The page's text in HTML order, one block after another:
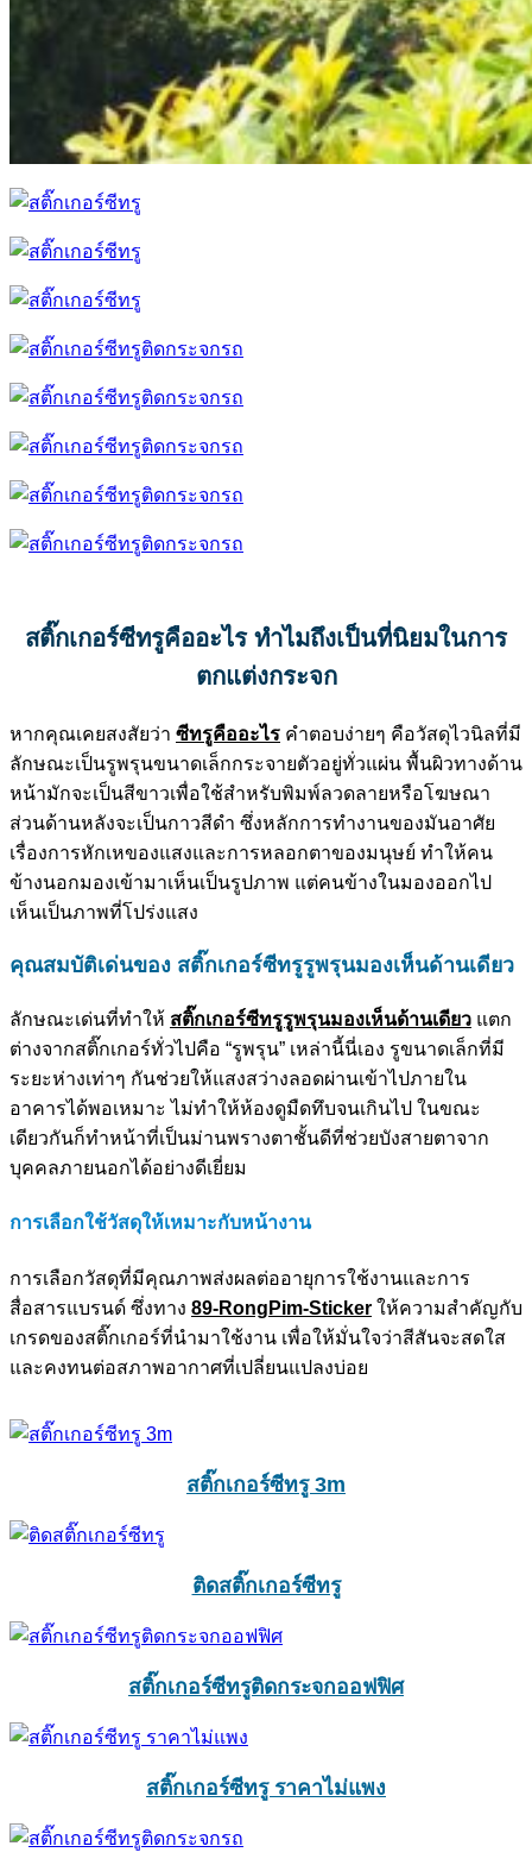
สติ๊กเกอร์ซีทรูคืออะไร ทำไมถึงเป็นที่นิยมในการ
ตกแต่งกระจก
หากคุณเคยสงสัยว่า ซีทรูคืออะไร คำตอบง่ายๆ คือวัสดุไวนิลที่มี
ลักษณะเป็นรูพรุนขนาดเล็กกระจายตัวอยู่ทั่วแผ่น พื้นผิวทางด้าน
หน้ามักจะเป็นสีขาวเพื่อใช้สำหรับพิมพ์ลวดลายหรือโฆษณา
ส่วนด้านหลังจะเป็นกาวสีดำ ซึ่งหลักการทำงานของมันอาศัย
เรื่องการหักเหของแสงและการหลอกตาของมนุษย์ ทำให้คน
ข้างนอกมองเข้ามาเห็นเป็นรูปภาพ แต่คนข้างในมองออกไป
เห็นเป็นภาพที่โปร่งแสง
คุณสมบัติเด่นของ สติ๊กเกอร์ซีทรูรูพรุนมองเห็นด้านเดียว
ลักษณะเด่นที่ทำให้ สติ๊กเกอร์ซีทรูรูพรุนมองเห็นด้านเดียว แตก
ต่างจากสติ๊กเกอร์ทั่วไปคือ “รูพรุน” เหล่านี้นี่เอง รูขนาดเล็กที่มี
ระยะห่างเท่าๆ กันช่วยให้แสงสว่างลอดผ่านเข้าไปภายใน
อาคารได้พอเหมาะ ไม่ทำให้ห้องดูมืดทึบจนเกินไป ในขณะ
เดียวกันก็ทำหน้าที่เป็นม่านพรางตาชั้นดีที่ช่วยบังสายตาจาก
บุคคลภายนอกได้อย่างดีเยี่ยม
การเลือกใช้วัสดุให้เหมาะกับหน้างาน
การเลือกวัสดุที่มีคุณภาพส่งผลต่ออายุการใช้งานและการ
สื่อสารแบรนด์ ซึ่งทาง 89-RongPim-Sticker ให้ความสำคัญกับ
เกรดของสติ๊กเกอร์ที่นำมาใช้งาน เพื่อให้มั่นใจว่าสีสันจะสดใส
และคงทนต่อสภาพอากาศที่เปลี่ยนแปลงบ่อย
สติ๊กเกอร์ซีทรู 3m
ติดสติ๊กเกอร์ซีทรู
สติ๊กเกอร์ซีทรูติดกระจกออฟฟิศ
สติ๊กเกอร์ซีทรู ราคาไม่แพง